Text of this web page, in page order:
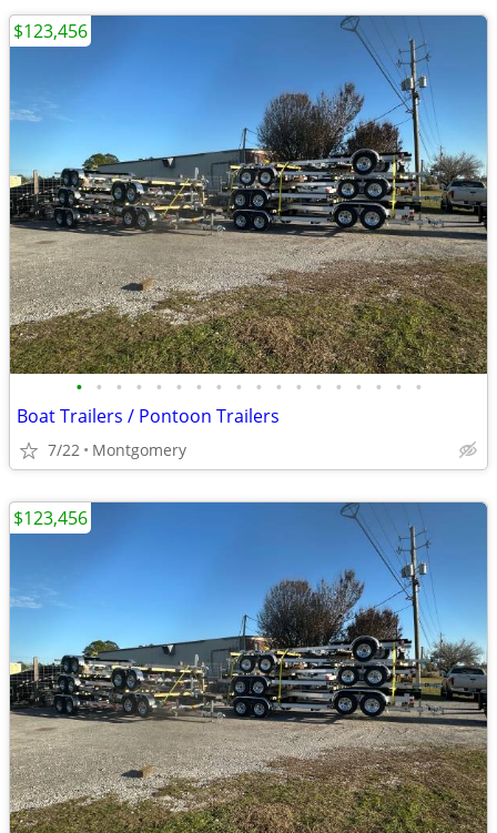
• • • • • • • • • • • • • • • • • •
Boat Trailers / Pontoon Trailers
7/22 Montgomery
$123,456
$123,456